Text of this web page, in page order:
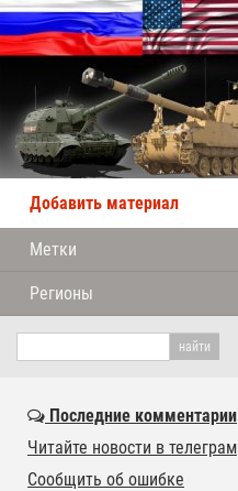
Добавить материал
Метки
Регионы
Последние комментарии
Читайте новости в телеграм
Сообщить об ошибке